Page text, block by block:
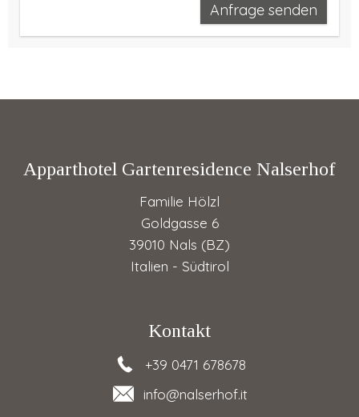
Anfrage senden
Apparthotel Gartenresidence Nalserhof
Familie Hölzl
Goldgasse 6
39010 Nals (BZ)
Italien - Südtirol
Kontakt
+39 0471 678678
info@nalserhof.it